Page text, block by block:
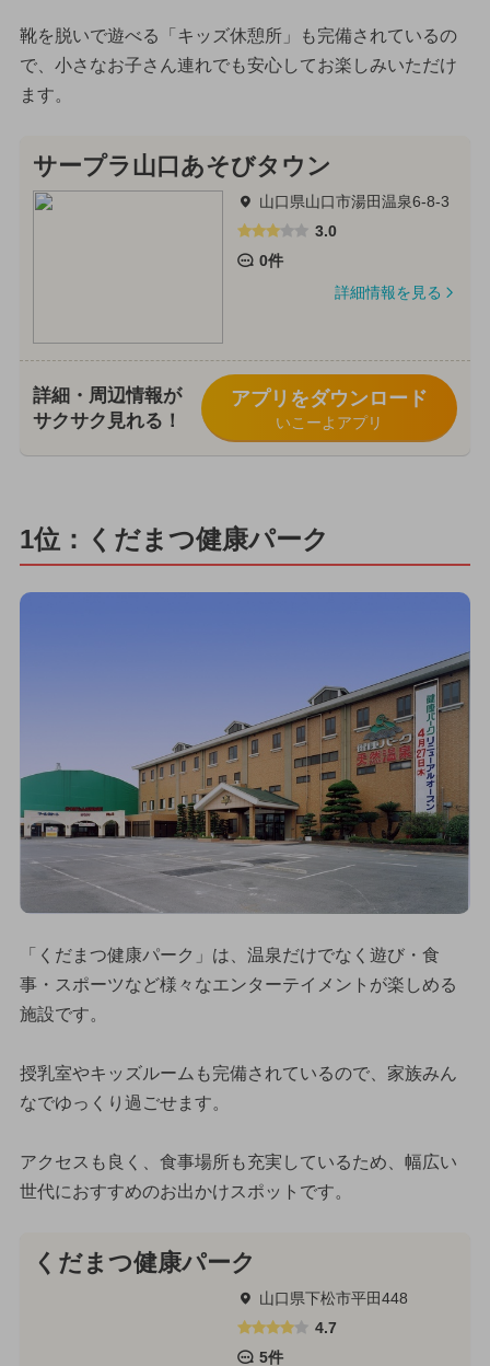
靴を脱いで遊べる「キッズ休憩所」も完備されているの
で、小さなお子さん連れでも安心してお楽しみいただけ
ます。
サープラ山口あそびタウン
山口県山口市湯田温泉6-8-3
3.0
0件
詳細情報を見る
詳細・周辺情報が
サクサク見れる！
アプリをダウンロード
いこーよアプリ
1位：くだまつ健康パーク
「くだまつ健康パーク」は、温泉だけでなく遊び・食
事・スポーツなど様々なエンターテイメントが楽しめる
施設です。
授乳室やキッズルームも完備されているので、家族みん
なでゆっくり過ごせます。
アクセスも良く、食事場所も充実しているため、幅広い
世代におすすめのお出かけスポットです。
くだまつ健康パーク
山口県下松市平田448
4.7
5件